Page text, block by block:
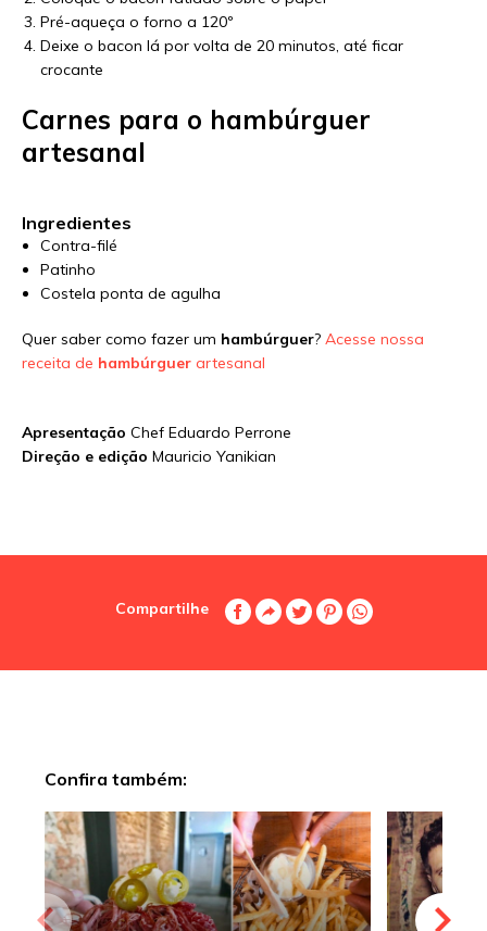
Pré-aqueça o forno a 120º
Deixe o bacon lá por volta de 20 minutos, até ficar
crocante
Carnes para o hambúrguer
artesanal
Ingredientes
Contra-filé
Patinho
Costela ponta de agulha
Quer saber como fazer um hambúrguer? Acesse nossa
receita de hambúrguer artesanal
Apresentação Chef Eduardo Perrone
Direção e edição Mauricio Yanikian
Compartilhe
Confira também: